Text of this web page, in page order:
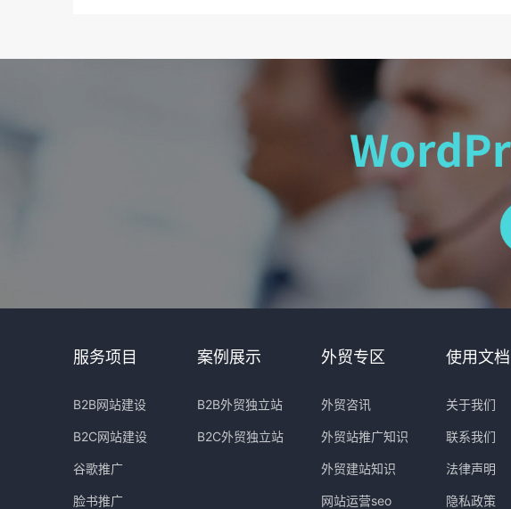
服务项目
B2B网站建设
B2C网站建设
谷歌推广
脸书推广
案例展示
B2B外贸独立站
B2C外贸独立站
外贸专区
外贸咨讯
外贸站推广知识
外贸建站知识
网站运营seo
使用文档
关于我们
联系我们
法律声明
隐私政策